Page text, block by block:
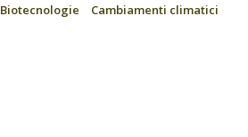
Biotecnologie
Cambiamenti climatici